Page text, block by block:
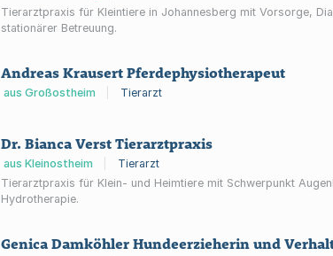
Tierarztpraxis für Kleintiere in Johannesberg mit Vorsorge,
stationärer Betreuung.
Andreas Krausert Pferdephysiotherapeut
aus Großostheim Tierarzt
Dr. Bianca Verst Tierarztpraxis
aus Kleinostheim
Tierarzt
Tierarztpraxis für Klein- und Heimtiere mit Schwerpunkt
Hydrotherapie.
Genica Damköhler Hundeerzieherin und